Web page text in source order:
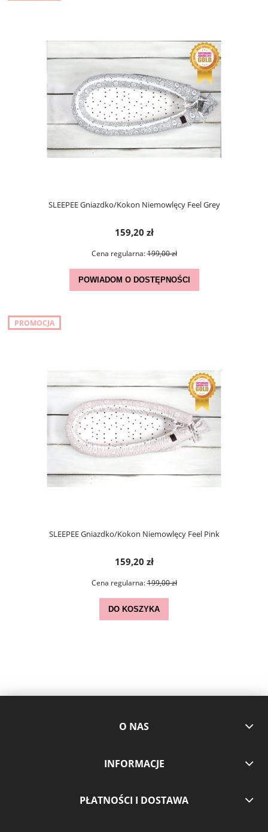
SLEEPEE Gniazdko/Kokon Niemowlęcy Feel Grey
159,20 zł
Cena regularna:199,00 zł
POWIADOM O DOSTĘPNOŚCI
SLEEPEE Gniazdko/Kokon Niemowlęcy Feel Pink
159,20 zł
Cena regularna:199,00 zł
DO KOSZYKA
PROMOCJA
O NAS
INFORMACJE
PŁATNOŚCI I DOSTAWA